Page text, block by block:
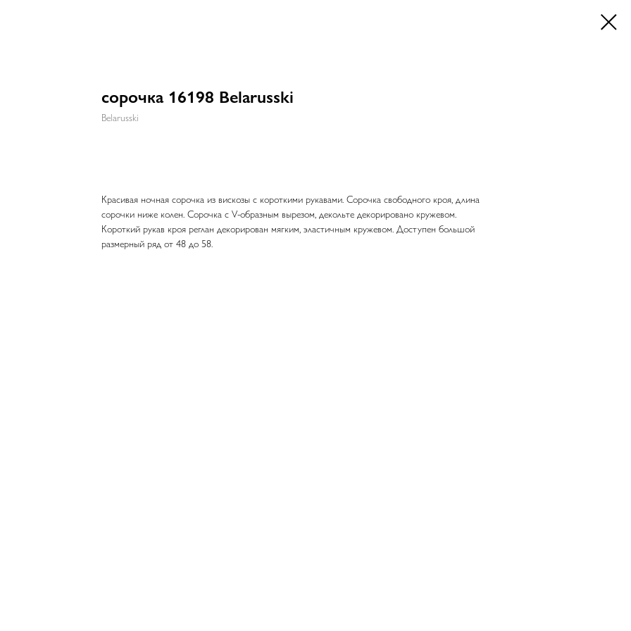
сорочка 16198 Belarusski
Belarusski
Красивая ночная сорочка из вискозы с короткими рукавами. Сорочка свободного кроя, длина
сорочки ниже колен. Сорочка с V-образным вырезом, декольте декорировано кружевом.
Короткий рукав кроя реглан декорирован мягким, эластичным кружевом. Доступен большой
размерный ряд от 48 до 58.